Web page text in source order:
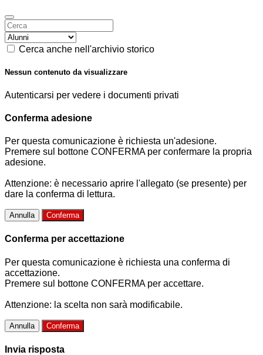
Cerca anche nell'archivio storico
Nessun contenuto da visualizzare
Autenticarsi per vedere i documenti privati
Conferma adesione
Per questa comunicazione è richiesta un'adesione.
Premere sul bottone CONFERMA per confermare la propria
adesione.
Attenzione: è necessario aprire l'allegato (se presente) per
dare la conferma di lettura.
Annulla Conferma
Conferma per accettazione
Per questa comunicazione è richiesta una conferma di
accettazione.
Premere sul bottone CONFERMA per accettare.
Attenzione: la scelta non sarà modificabile.
Annulla Conferma
Invia risposta